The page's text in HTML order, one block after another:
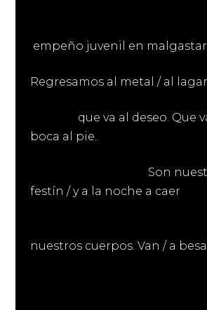
empeño juvenil en malgastar
Regresamos al metal / al
que va al deseo. Que va
boca al pie.
Son nuestros
festín / y a la noche a caer
nuestros cuerpos. Van / a